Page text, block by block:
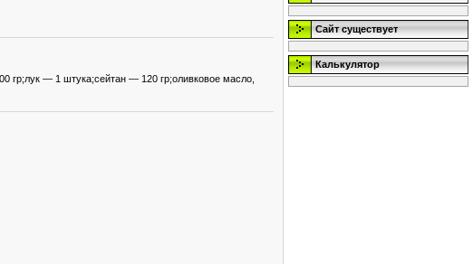
— 1 штука;сейтан — 120 гр;оливковое масло,
Сайт существует
Калькулятор